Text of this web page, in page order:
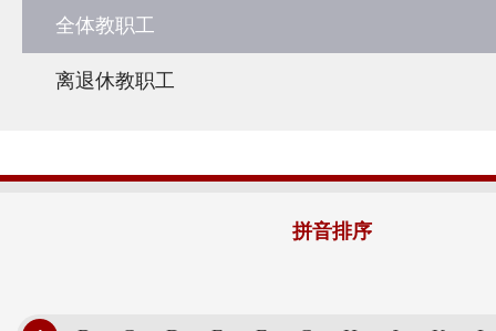
全体教职工
离退休教职工
拼音排序